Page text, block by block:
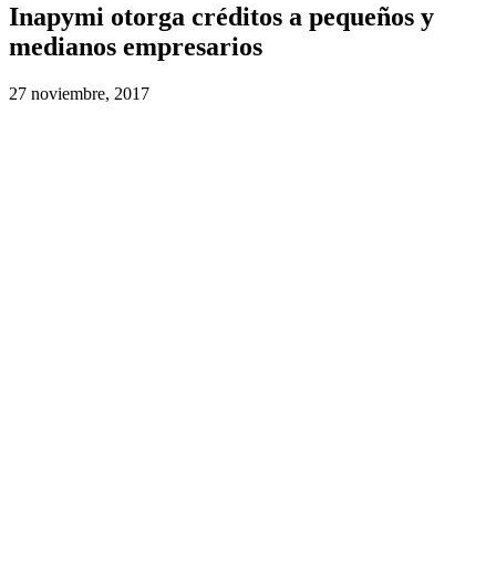
Inapymi otorga créditos a pequeños y
medianos empresarios
27 noviembre, 2017